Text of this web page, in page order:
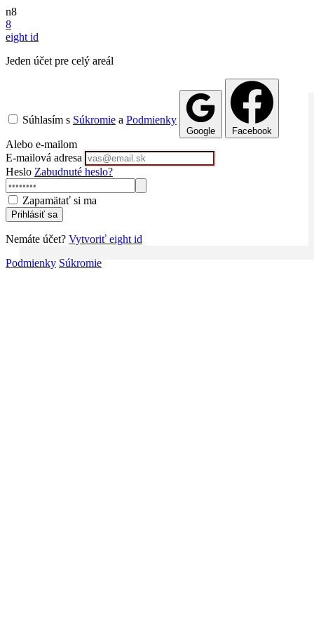
n8
8
eight id
Jeden účet pre celý areál
Súhlasím s Súkromie a Podmienky
Google Facebook
Alebo e-mailom
E-mailová adresa
Heslo Zabudnuté heslo?
Zapamätať si ma
Prihlásiť sa
Nemáte účet? Vytvoriť eight id
Podmienky Súkromie